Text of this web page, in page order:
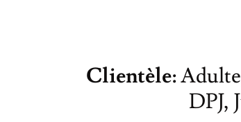
Clientèle:
DPJ,